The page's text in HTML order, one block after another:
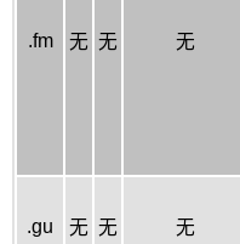
.fm 无 无 无
.gu 无 无 无